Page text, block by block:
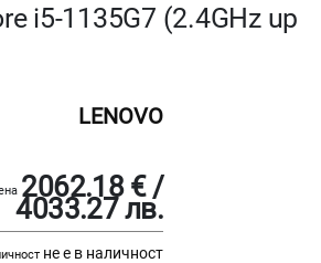
i5-1135G7 (2.4GHz up
LENOVO
2062.18 € /
4033.27 лв.
не е в наличност